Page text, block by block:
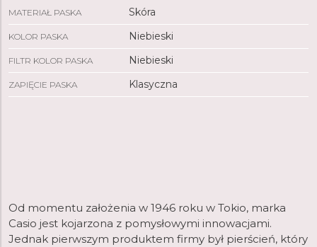
MATERIAŁ PASKA Skóra
KOLOR PASKA Niebieski
FILTR KOLOR PASKA Niebieski
ZAPIĘCIE PASKA Klasyczna
Od momentu założenia w 1946 roku w Tokio, marka
Casio jest kojarzona z pomysłowymi innowacjami.
Jednak pierwszym produktem firmy był pierścień, który